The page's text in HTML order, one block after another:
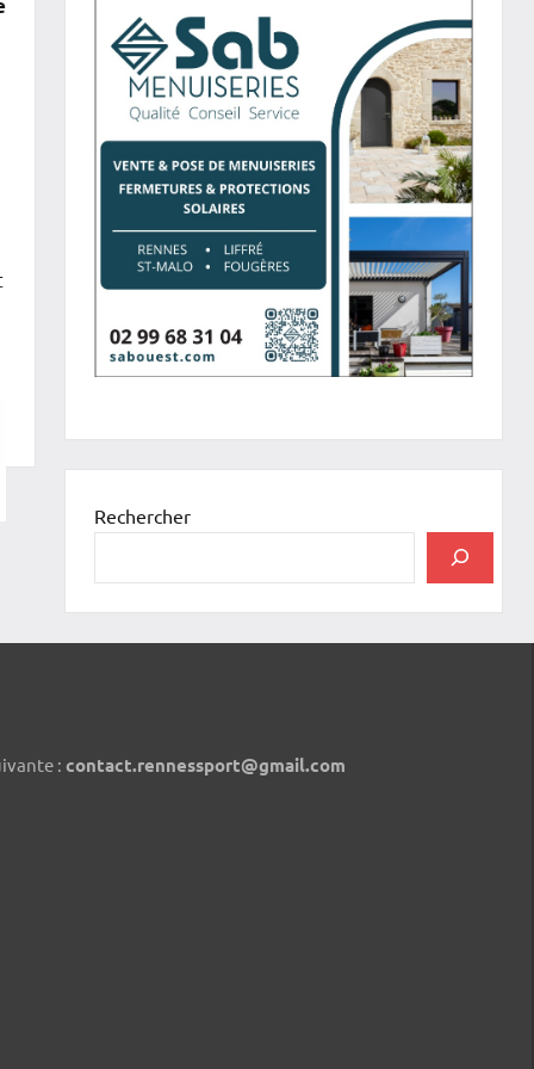
Rechercher
: contact.rennessport@gmail.com